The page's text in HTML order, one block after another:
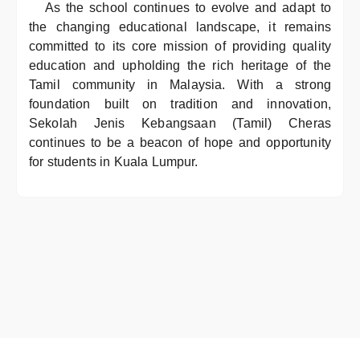
As the school continues to evolve and adapt to
the changing educational landscape, it remains
committed to its core mission of providing quality
education and upholding the rich heritage of the
Tamil community in Malaysia. With a strong
foundation built on tradition and innovation,
Sekolah Jenis Kebangsaan (Tamil) Cheras
continues to be a beacon of hope and opportunity
for students in Kuala Lumpur.